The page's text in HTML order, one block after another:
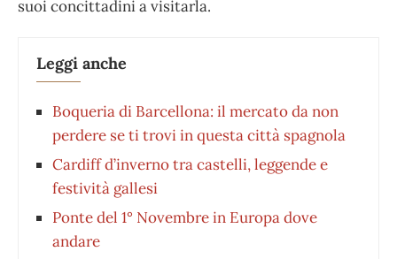
suoi concittadini a visitarla.
Leggi anche
Boqueria di Barcellona: il mercato da non
perdere se ti trovi in questa città spagnola
Cardiff d’inverno tra castelli, leggende e
festività gallesi
Ponte del 1° Novembre in Europa dove
andare